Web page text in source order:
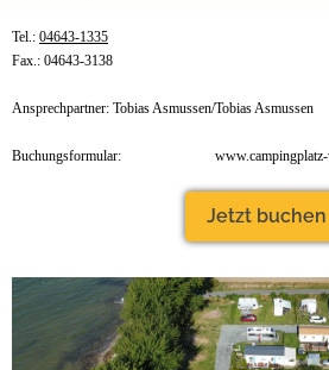
Tel.: 04643-1335
Fax.: 04643-3138
Ansprechpartner: Tobias Asmussen/Tobias Asmussen
Buchungsformular:
Jetzt buchen